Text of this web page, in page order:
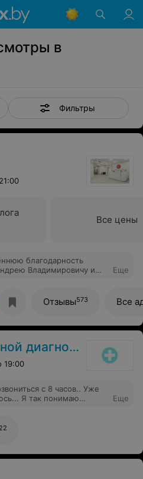
в
Фильтры
Все цены
благодарность
Владимировичу и
в процессе
Доктор внимательно
ответил на все
прошла быстро и
уровню
меня на
Ее доброжелательность и
момент гораздо
Это очень ценно!
Еще
Отзывы573 Все
центр
19:00
с 8 часов.. Уже
Еще
22